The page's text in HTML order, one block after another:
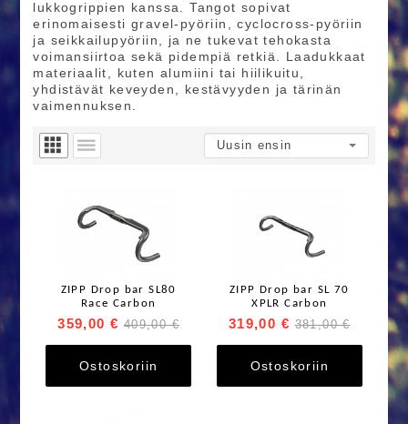
lukkogrippien kanssa. Tangot sopivat
erinomaisesti gravel-pyöriin, cyclocross-pyöriin
ja seikkailupyöriin, ja ne tukevat tehokasta
voimansiirtoa sekä pidempiä retkiä. Laadukkaat
materiaalit, kuten alumiini tai hiilikuitu,
yhdistävät keveyden, kestävyyden ja tärinän
vaimennuksen.
ZIPP Drop bar SL80
Race Carbon
359,00 € 409,00 €
Ostoskoriin
ZIPP Drop bar SL 70
XPLR Carbon
319,00 € 381,00 €
Ostoskoriin